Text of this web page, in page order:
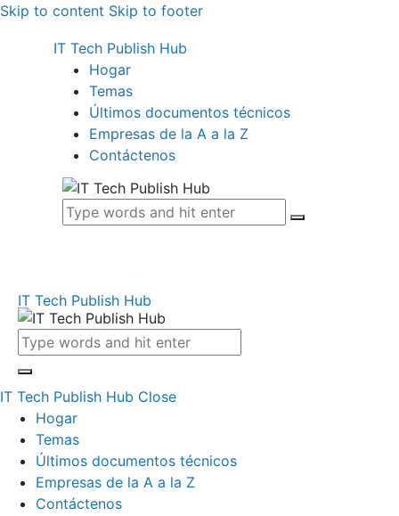
Skip to content Skip to footer
IT Tech Publish Hub
Hogar
Temas
Últimos documentos técnicos
Empresas de la A a la Z
Contáctenos
IT Tech Publish Hub
IT Tech Publish Hub Close
Hogar
Temas
Últimos documentos técnicos
Empresas de la A a la Z
Contáctenos